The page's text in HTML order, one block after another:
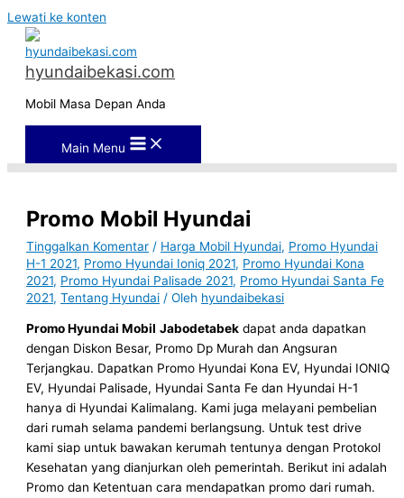
Lewati ke konten
hyundaibekasi.com
Mobil Masa Depan Anda
Main Menu
Promo Mobil Hyundai
Tinggalkan Komentar / Harga Mobil Hyundai, Promo Hyundai
H-1 2021, Promo Hyundai Ioniq 2021, Promo Hyundai Kona
2021, Promo Hyundai Palisade 2021, Promo Hyundai Santa Fe
2021,Tentang Hyundai / Oleh hyundaibekasi
Promo Hyundai Mobil Jabodetabek dapat anda dapatkan
dengan Diskon Besar, Promo Dp Murah dan Angsuran
Terjangkau. Dapatkan Promo Hyundai Kona EV, Hyundai IONIQ
EV, Hyundai Palisade, Hyundai Santa Fe dan Hyundai H-1
hanya di Hyundai Kalimalang. Kami juga melayani pembelian
dari rumah selama pandemi berlangsung. Untuk test drive
kami siap untuk bawakan kerumah tentunya dengan Protokol
Kesehatan yang dianjurkan oleh pemerintah. Berikut ini adalah
Promo dan Ketentuan cara mendapatkan promo dari rumah.